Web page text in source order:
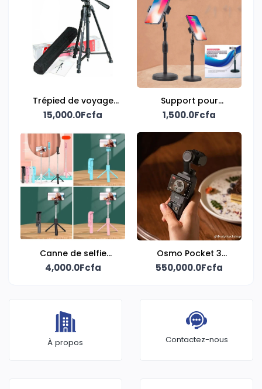
Trépied de voyage
portable
15,000.0Fcfa
Support pour
téléphone
1,500.0Fcfa
Canne de selfie
extensible
4,000.0Fcfa
Osmo Pocket 3
Creator Combo
550,000.0Fcfa
À propos Contactez-nous